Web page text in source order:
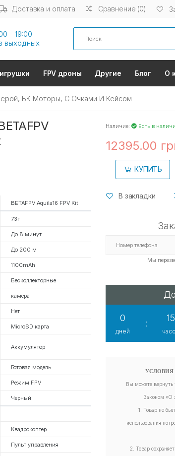
Доставка и оплата Сравнение (0)
- 19:00
выходных
Search
FPV дроны Другие Блог О
БК Моторы, С Очками И Кейсом
BETAFPV Aquila16 FPV Kit
73г
До 8 минут
До 200 м
1100mAh
Бесколлекторные
камера
Нет
MicroSD карта
Аккумулятор
Готовая модель
Режим FPV
Черный
Квадрокоптер
Пульт управления
Наличие: Есть в
12395.00
КУПИТЬ
В закладки
Мы
0
дней
:
15
УСЛОВИЯ
Вы можете вернуть
Законом «О
1. Товар не
использования
2. Товар